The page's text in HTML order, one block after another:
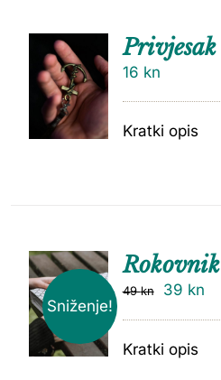
DODAJ
U
KOŠARI
CU
Privjesak
16 kn
Kratki opis
Sniženje!
DODAJ
Rokovnik
49kn 39 kn
Kratki opis